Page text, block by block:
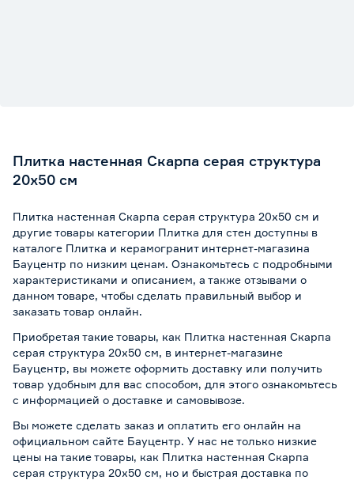
Плитка настенная Скарпа серая структура
20х50 см
Плитка настенная Скарпа серая структура 20х50 см и
другие товары категории Плитка для стен доступны в
каталоге Плитка и керамогранит интернет-магазина
Бауцентр по низким ценам. Ознакомьтесь с подробными
характеристиками и описанием, а также отзывами о
данном товаре, чтобы сделать правильный выбор и
заказать товар онлайн.
Приобретая такие товары, как Плитка настенная Скарпа
серая структура 20х50 см, в интернет-магазине
Бауцентр, вы можете оформить доставку или получить
товар удобным для вас способом, для этого ознакомьтесь
с информацией о доставке и самовывозе.
Вы можете сделать заказ и оплатить его онлайн на
официальном сайте Бауцентр. У нас не только низкие
цены на такие товары, как Плитка настенная Скарпа
серая структура 20х50 см, но и быстрая доставка по